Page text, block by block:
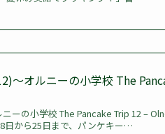
〜オルニーの小学校 The
ーの小学校 The Pancake Trip 12 –
日から25日まで、パンケキー…